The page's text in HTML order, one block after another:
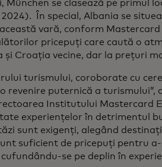
se clasează pe primul
În special, Albania se
vară, conform Mastercard
pricepuți care caută o
Croația vecine, dar la prețuri
turismului, coroborate cu
revenire puternică a turismului”,
Institutului Mastercard
experiențelor în detrimentul
sunt exigenți, alegând
suficient de pricepuți pentru
se pe deplin în